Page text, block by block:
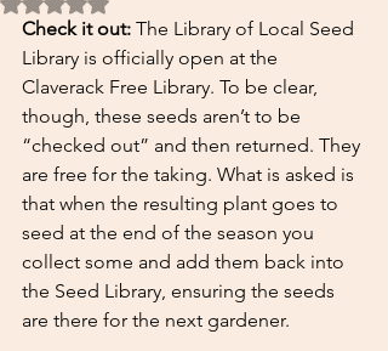
Check it out: The Library of Local Seed
Library is officially open at the
Claverack Free Library. To be clear,
though, these seeds aren’t to be
“checked out” and then returned. They
are free for the taking. What is asked is
that when the resulting plant goes to
seed at the end of the season you
collect some and add them back into
the Seed Library, ensuring the seeds
are there for the next gardener.